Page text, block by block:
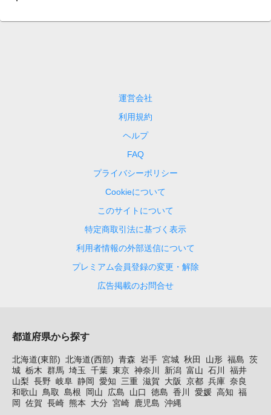
運営会社
利用規約
ヘルプ
FAQ
プライバシーポリシー
Cookieについて
このサイトについて
特定商取引法に基づく表示
利用者情報の外部送信について
プレミアム会員登録の変更・解除
広告掲載のお問合せ
都道府県から探す
北海道(東部) 北海道(西部) 青森 岩手 宮城 秋田 山形 福島 茨
城 栃木 群馬 埼玉 千葉 東京 神奈川 新潟 富山 石川
福井
山梨 長野 岐阜 静岡 愛知 三重 滋賀 大阪 京都 兵庫 奈良
和歌山
鳥取 島根 岡山 広島 山口 徳島 香川 愛媛 高知 福
岡
佐賀 長崎 熊本 大分 宮崎 鹿児島 沖縄